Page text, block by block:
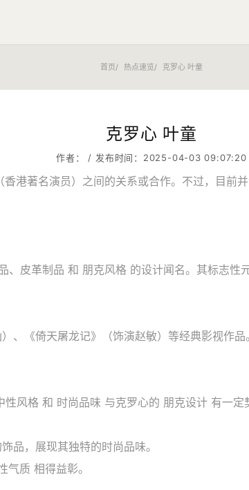
首页 热点速览 克罗心 叶童
克罗心 叶童
作者： / 发布时间：2025-04-03 09:07:20
港著名演员）之间的关系或合作。不过，目前
皮革制品 和 朋克风格 的设计闻名。其标志性
、《倚天屠龙记》（饰演赵敏）等经典影视作
风格 和 时尚品味 与克罗心的 朋克设计 有一定
品，展现其独特的时尚品味。
质 相得益彰。